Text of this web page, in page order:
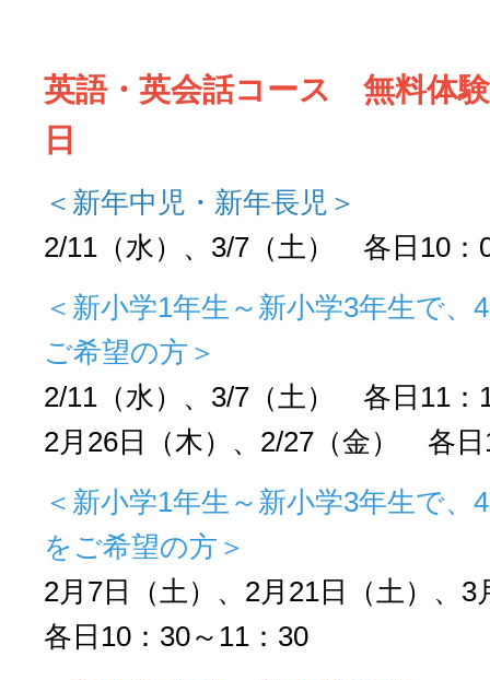
英語・英会話コース 無料体
日
＜新年中児・新年長児＞
2/11（水）、3/7（土） 各日10：
＜新小学1年生～新小学3年生で
ご希望の方＞
2/11（水）、3/7（土） 各日11：
2月26日（木）、2/27（金） 各日
＜新小学1年生～新小学3年生で
をご希望の方＞
2月7日（土）、2月21日（土）、3
各日10：30～11：30